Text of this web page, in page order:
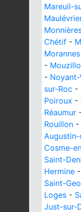
Mareuil-
Chétif -
-
-
sur-Roc -
Poiroux -
Réaumur
Rouillon -
Cosme-
Saint-
Hermine -
Saint-
Loges -
Just-sur-